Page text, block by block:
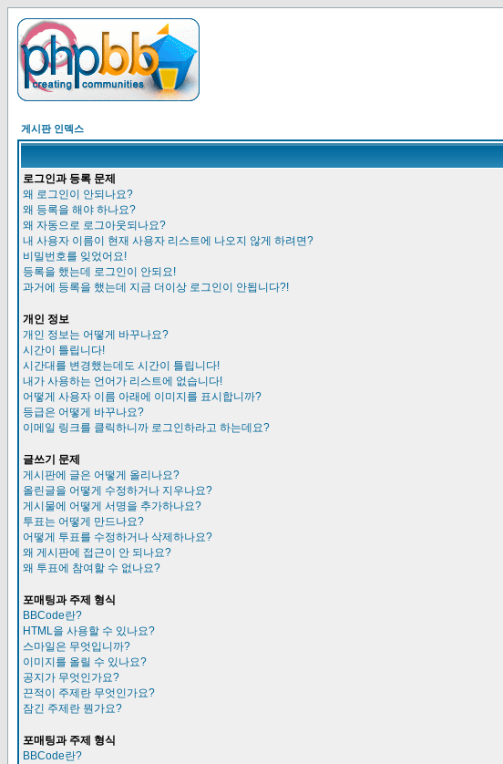
게시판 인덱스
로그인과 등록 문제
왜 로그인이 안되나요?
왜 등록을 해야 하나요?
왜 자동으로 로그아웃되나요?
내 사용자 이름이 현재 사용자 리스트에 나오지 않게 하려면?
비밀번호를 잊었어요!
등록을 했는데 로그인이 안되요!
과거에 등록을 했는데 지금 더이상 로그인이 안됩니다?!
개인 정보
개인 정보는 어떻게 바꾸나요?
시간이 틀립니다!
시간대를 변경했는데도 시간이 틀립니다!
내가 사용하는 언어가 리스트에 없습니다!
어떻게 사용자 이름 아래에 이미지를 표시합니까?
등급은 어떻게 바꾸나요?
이메일 링크를 클릭하니까 로그인하라고 하는데요?
글쓰기 문제
게시판에 글은 어떻게 올리나요?
올린글을 어떻게 수정하거나 지우나요?
게시물에 어떻게 서명을 추가하나요?
투표는 어떻게 만드나요?
어떻게 투표를 수정하거나 삭제하나요?
왜 게시판에 접근이 안 되나요?
왜 투표에 참여할 수 없나요?
포매팅과 주제 형식
BBCode란?
HTML을 사용할 수 있나요?
스마일은 무엇입니까?
이미지를 올릴 수 있나요?
공지가 무엇인가요?
끈적이 주제란 무엇인가요?
잠긴 주제란 뭔가요?
포매팅과 주제 형식
BBCode란?